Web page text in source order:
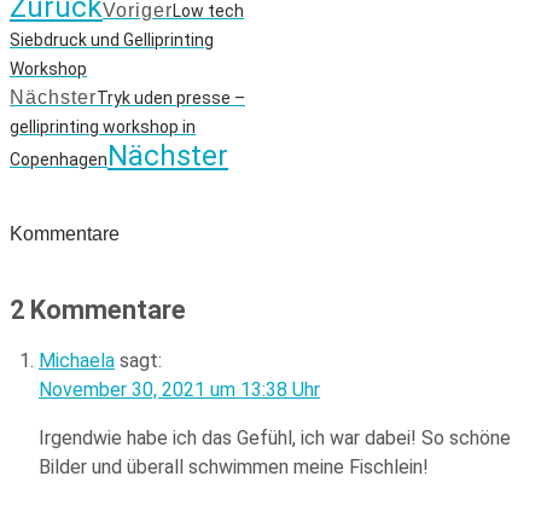
ZurückVorigerLow tech
Siebdruck und Gelliprinting
Workshop
NächsterTryk uden presse –
gelliprinting workshop in
CopenhagenNächster
Kommentare
2 Kommentare
Michaela sagt:
November 30, 2021 um 13:38 Uhr
Irgendwie habe ich das Gefühl, ich war dabei! So schöne
Bilder und überall schwimmen meine Fischlein!